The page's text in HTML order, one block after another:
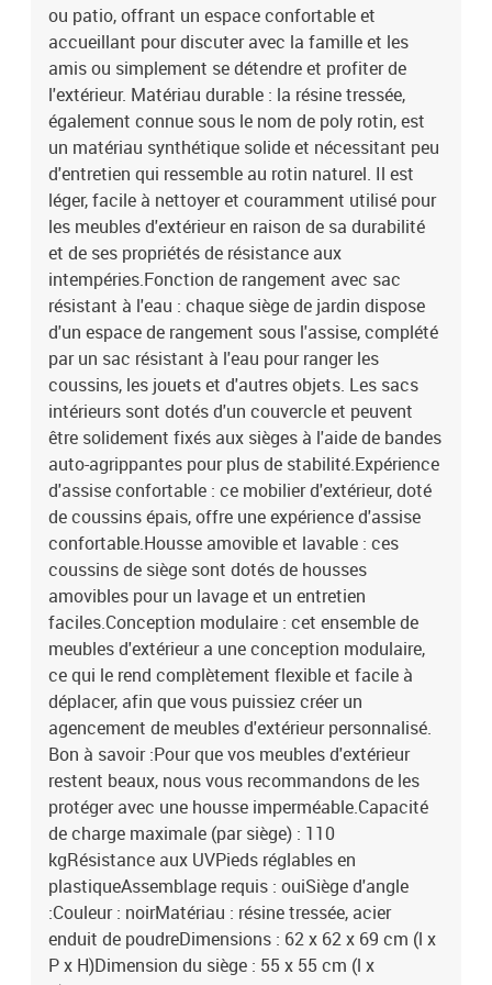
résine tressée, acier enduit de poudreDimensions : 65,5 x 62 x 69
cm (l x P x H)Dimension du siège : 55 x 55 cm (l x P)Hauteur du
siège à partir du sol : 37 cmHauteur des accoudoirs à partir du sol
: 55 cmCoussin :Couleur : blanc crèmeMatériau de la couverture :
tissu (100 % polyester)Matériau de remplissage du coussin de
siège : mousseMatériau de remplissage du coussin de dossier :
fibre de cotonDimensions du coussin de siège : 55 x 55 x 3 cm (l x
P x é)Dimensions du coussin de dossier : 55 x 45 x 13 cm (L x l x
é)La livraison contient :2 x siège d'angle avec fonction de
rangement et sac résistant à l'eau5 x siège central incluant une
fonction de rangement avec un sac résistant à l'eau2 x canapé
d'accoudoir avec fonction de rangement et sac résistant à l'eau11
x coussin de dossier9 x coussin d'assise avec housse amovible et
lavable
ou patio, offrant un espace confortable et
accueillant pour discuter avec la famille et les
amis ou simplement se détendre et profiter de
l'extérieur. Matériau durable : la résine tressée,
également connue sous le nom de poly rotin, est
un matériau synthétique solide et nécessitant peu
d'entretien qui ressemble au rotin naturel. Il est
léger, facile à nettoyer et couramment utilisé pour
les meubles d'extérieur en raison de sa durabilité
et de ses propriétés de résistance aux
intempéries.Fonction de rangement avec sac
résistant à l'eau : chaque siège de jardin dispose
d'un espace de rangement sous l'assise, complété
par un sac résistant à l'eau pour ranger les
coussins, les jouets et d'autres objets. Les sacs
intérieurs sont dotés d'un couvercle et peuvent
être solidement fixés aux sièges à l'aide de bandes
auto-agrippantes pour plus de stabilité.Expérience
d'assise confortable : ce mobilier d'extérieur, doté
de coussins épais, offre une expérience d'assise
confortable.Housse amovible et lavable : ces
coussins de siège sont dotés de housses
amovibles pour un lavage et un entretien
faciles.Conception modulaire : cet ensemble de
meubles d'extérieur a une conception modulaire,
ce qui le rend complètement flexible et facile à
déplacer, afin que vous puissiez créer un
agencement de meubles d'extérieur personnalisé.
Bon à savoir :Pour que vos meubles d'extérieur
restent beaux, nous vous recommandons de les
protéger avec une housse imperméable.Capacité
de charge maximale (par siège) : 110
kgRésistance aux UVPieds réglables en
plastiqueAssemblage requis : ouiSiège d'angle
:Couleur : noirMatériau : résine tressée, acier
enduit de poudreDimensions : 62 x 62 x 69 cm (l x
P x H)Dimension du siège : 55 x 55 cm (l x